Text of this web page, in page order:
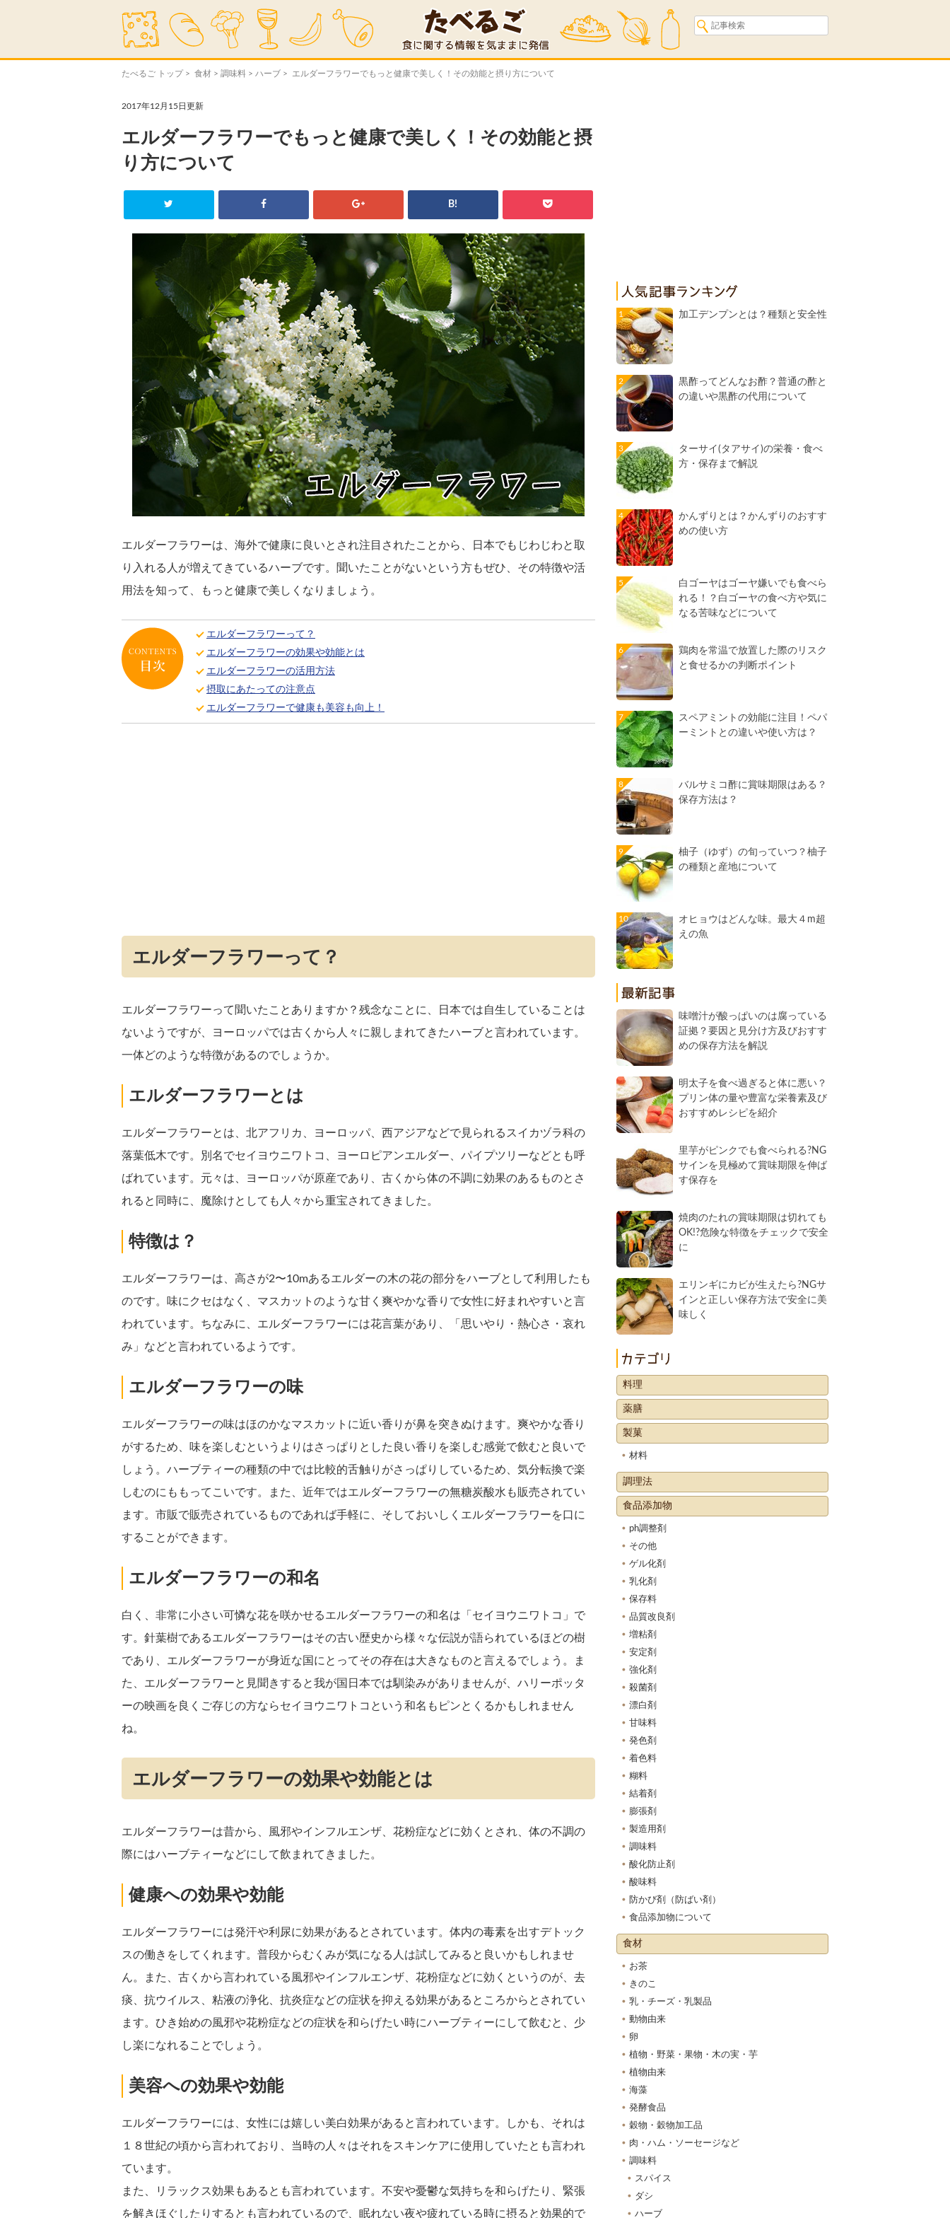
たべるご トップ> 食材 > 調味料 > ハーブ > エルダーフラワーでもっと健康で美しく！その効能と摂り方について
2017年12月15日更新
エルダーフラワーでもっと健康で美しく！その効能と摂
り方について
B!
エルダーフラワーは、海外で健康に良いとされ注目されたことから、日本でもじわじわと取
り入れる人が増えてきているハーブです。聞いたことがないという方もぜひ、その特徴や活
用法を知って、もっと健康で美しくなりましょう。
エルダーフラワーって？
エルダーフラワーの効果や効能とは
エルダーフラワーの活用方法
摂取にあたっての注意点
エルダーフラワーで健康も美容も向上！
エルダーフラワーって？
エルダーフラワーって聞いたことありますか？残念なことに、日本では自生していることは
ないようですが、ヨーロッパでは古くから人々に親しまれてきたハーブと言われています。
一体どのような特徴があるのでしょうか。
エルダーフラワーとは
エルダーフラワーとは、北アフリカ、ヨーロッパ、西アジアなどで見られるスイカヅラ科の
落葉低木です。別名でセイヨウニワトコ、ヨーロピアンエルダー、パイプツリーなどとも呼
ばれています。元々は、ヨーロッパが原産であり、古くから体の不調に効果のあるものとさ
れると同時に、魔除けとしても人々から重宝されてきました。
特徴は？
エルダーフラワーは、高さが2〜10mあるエルダーの木の花の部分をハーブとして利用したも
のです。味にクセはなく、マスカットのような甘く爽やかな香りで女性に好まれやすいと言
われています。ちなみに、エルダーフラワーには花言葉があり、「思いやり・熱心さ・哀れ
み」などと言われているようです。
エルダーフラワーの味
エルダーフラワーの味はほのかなマスカットに近い香りが鼻を突きぬけます。爽やかな香り
がするため、味を楽しむというよりはさっぱりとした良い香りを楽しむ感覚で飲むと良いで
しょう。ハーブティーの種類の中では比較的舌触りがさっぱりしているため、気分転換で楽
しむのにももってこいです。また、近年ではエルダーフラワーの無糖炭酸水も販売されてい
ます。市販で販売されているものであれば手軽に、そしておいしくエルダーフラワーを口に
することができます。
エルダーフラワーの和名
白く、非常に小さい可憐な花を咲かせるエルダーフラワーの和名は「セイヨウニワトコ」で
す。針葉樹であるエルダーフラワーはその古い歴史から様々な伝説が語られているほどの樹
であり、エルダーフラワーが身近な国にとってその存在は大きなものと言えるでしょう。ま
た、エルダーフラワーと見聞きすると我が国日本では馴染みがありませんが、ハリーポッタ
ーの映画を良くご存じの方ならセイヨウニワトコという和名もピンとくるかもしれません
ね。
エルダーフラワーの効果や効能とは
エルダーフラワーは昔から、風邪やインフルエンザ、花粉症などに効くとされ、体の不調の
際にはハーブティーなどにして飲まれてきました。
健康への効果や効能
エルダーフラワーには発汗や利尿に効果があるとされています。体内の毒素を出すデトック
スの働きをしてくれます。普段からむくみが気になる人は試してみると良いかもしれませ
ん。また、古くから言われている風邪やインフルエンザ、花粉症などに効くというのが、去
痰、抗ウイルス、粘液の浄化、抗炎症などの症状を抑える効果があるところからとされてい
ます。ひき始めの風邪や花粉症などの症状を和らげたい時にハーブティーにして飲むと、少
し楽になれることでしょう。
美容への効果や効能
エルダーフラワーには、女性には嬉しい美白効果があると言われています。しかも、それは
１８世紀の頃から言われており、当時の人々はそれをスキンケアに使用していたとも言われ
ています。
また、リラックス効果もあるとも言われています。不安や憂鬱な気持ちを和らげたり、緊張
を解きほぐしたりするとも言われているので、眠れない夜や疲れている時に摂ると効果的で
加工デンプンとは？種類と安全性
黒酢ってどんなお酢？普通の酢と
の違いや黒酢の代用について
ターサイ(タアサイ)の栄養・食べ
方・保存まで解説
かんずりとは？かんずりのおすす
めの使い方
白ゴーヤはゴーヤ嫌いでも食べら
れる！？白ゴーヤの食べ方や気に
なる苦味などについて
鶏肉を常温で放置した際のリスク
と食せるかの判断ポイント
スペアミントの効能に注目！ペパ
ーミントとの違いや使い方は？
バルサミコ酢に賞味期限はある？
保存方法は？
柚子（ゆず）の旬っていつ？柚子
の種類と産地について
オヒョウはどんな味。最大４m超
えの魚
味噌汁が酸っぱいのは腐っている
証拠？要因と見分け方及びおすす
めの保存方法を解説
明太子を食べ過ぎると体に悪い？
プリン体の量や豊富な栄養素及び
おすすめレシピを紹介
里芋がピンクでも食べられる?NG
サインを見極めて賞味期限を伸ば
す保存を
焼肉のたれの賞味期限は切れても
OK!?危険な特徴をチェックで安全
に
エリンギにカビが生えたら?NGサ
インと正しい保存方法で安全に美
味しく
料理
薬膳
製菓
材料
調理法
食品添加物
ph調整剤
その他
ゲル化剤
乳化剤
保存料
品質改良剤
増粘剤
安定剤
強化剤
殺菌剤
漂白剤
甘味料
発色剤
着色料
糊料
結着剤
膨張剤
製造用剤
調味料
酸化防止剤
酸味料
防かび剤（防ばい剤）
食品添加物について
食材
お茶
きのこ
乳・チーズ・乳製品
動物由来
卵
植物・野菜・果物・木の実・芋
植物由来
海藻
発酵食品
穀物・穀物加工品
肉・ハム・ソーセージなど
調味料
スパイス
ダシ
ハーブ